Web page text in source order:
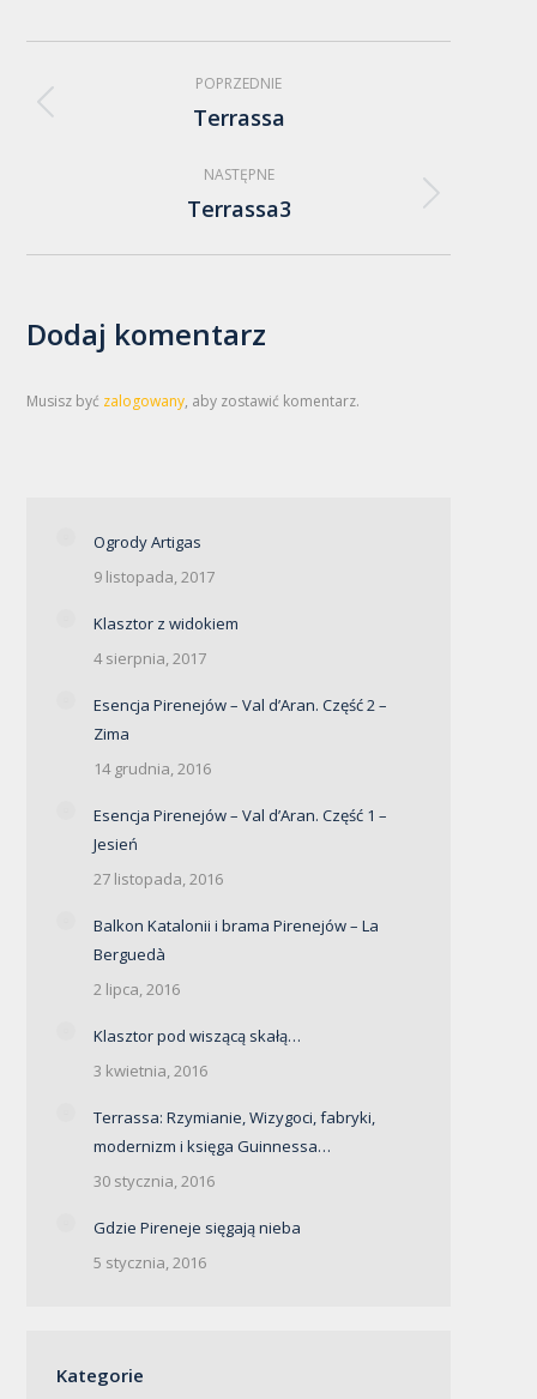
Nawigacja
albumu
POPRZEDNIE
Poprzedni
Terrassa
NASTĘPNE
Następny
Terrassa3
Dodaj komentarz
Musisz być zalogowany, aby zostawić komentarz.
Ogrody Artigas
9 listopada, 2017
Klasztor z widokiem
4 sierpnia, 2017
Esencja Pirenejów – Val d’Aran. Część 2 –
Zima
14 grudnia, 2016
Esencja Pirenejów – Val d’Aran. Część 1 –
Jesień
27 listopada, 2016
Balkon Katalonii i brama Pirenejów – La
Berguedà
2 lipca, 2016
Klasztor pod wiszącą skałą…
3 kwietnia, 2016
Terrassa: Rzymianie, Wizygoci, fabryki,
modernizm i księga Guinnessa…
30 stycznia, 2016
Gdzie Pireneje sięgają nieba
5 stycznia, 2016
Kategorie